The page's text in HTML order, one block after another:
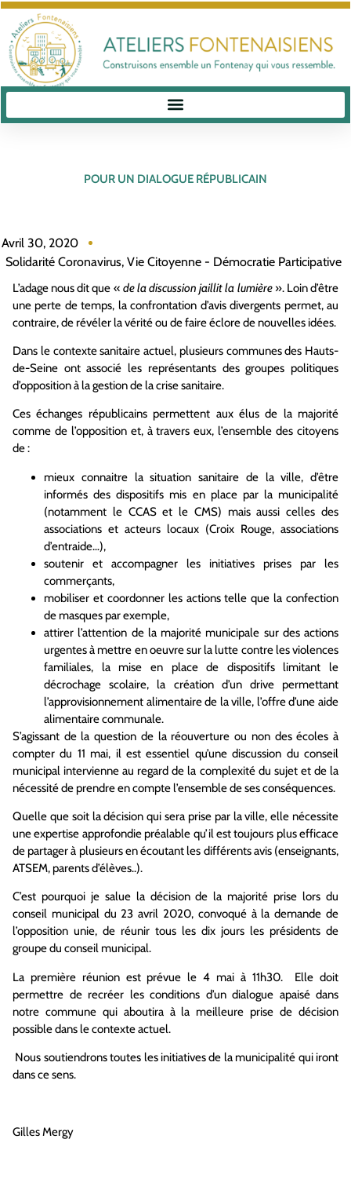
POUR UN DIALOGUE RÉPUBLICAIN
Avril 30, 2020
Solidarité Coronavirus, Vie Citoyenne - Démocratie Participative
L’adage nous dit que « de la discussion jaillit la lumière». Loin d’être
une perte de temps, la confrontation d’avis divergents permet, au
contraire, de révéler la vérité ou de faire éclore de nouvelles idées.
Dans le contexte sanitaire actuel, plusieurs communes des Hauts-
de-Seine ont associé les représentants des groupes politiques
d’opposition à la gestion de la crise sanitaire.
Ces échanges républicains permettent aux élus de la majorité
comme de l’opposition et, à travers eux, l’ensemble des citoyens
de :
mieux connaitre la situation sanitaire de la ville, d’être
informés des dispositifs mis en place par la municipalité
(notamment le CCAS et le CMS) mais aussi celles des
associations et acteurs locaux (Croix Rouge, associations
d’entraide…),
soutenir et accompagner les initiatives prises par les
commerçants,
mobiliser et coordonner les actions telle que la confection
de masques par exemple,
attirer l’attention de la majorité municipale sur des actions
urgentes à mettre en oeuvre sur la lutte contre les violences
familiales, la mise en place de dispositifs limitant le
décrochage scolaire, la création d’un drive permettant
l’approvisionnement alimentaire de la ville, l’offre d’une aide
alimentaire communale.
S’agissant de la question de la réouverture ou non des écoles à
compter du 11 mai, il est essentiel qu’une discussion du conseil
municipal intervienne au regard de la complexité du sujet et de la
nécessité de prendre en compte l’ensemble de ses conséquences.
Quelle que soit la décision qui sera prise par la ville, elle nécessite
une expertise approfondie préalable qu’il est toujours plus efficace
de partager à plusieurs en écoutant les différents avis (enseignants,
ATSEM, parents d’élèves..).
C’est pourquoi je salue la décision de la majorité prise lors du
conseil municipal du 23 avril 2020, convoqué à la demande de
l’opposition unie, de réunir tous les dix jours les présidents de
groupe du conseil municipal.
La première réunion est prévue le 4 mai à 11h30. Elle doit
permettre de recréer les conditions d’un dialogue apaisé dans
notre commune qui aboutira à la meilleure prise de décision
possible dans le contexte actuel.
Nous soutiendrons toutes les initiatives de la municipalité qui iront
dans ce sens.
Gilles Mergy